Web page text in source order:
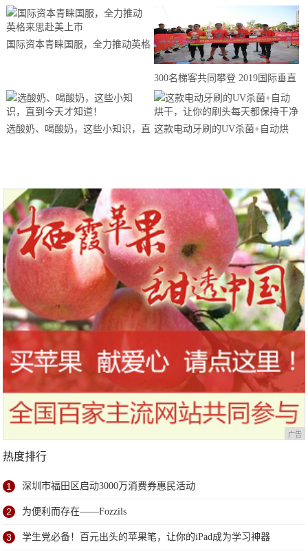
国际资本青睐国服，全力推动英格
300名梯客共同攀登 2019国际垂直
马拉松超级精英赛顺德海骏达中心
站欢乐开跑
选酸奶、喝酸奶，这些小知识，直 这款电动牙刷的UV杀菌+自动烘
广告
热度排行
1 深圳市福田区启动3000万消费券惠民活动
2 为便利而存在——Fozzils
3 学生党必备！百元出头的苹果笔，让你的iPad成为学习神器